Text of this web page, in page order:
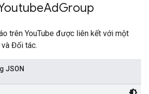
AdGroup
trên YouTube được liên kết với một
và Đối tác.
JSON